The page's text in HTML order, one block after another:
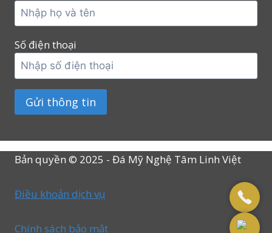
Số điện thoại
Bản quyền © 2025 - Đá Mỹ Nghệ Tâm Linh Việt
Điều khoản dịch vụ
Chính sách bảo mật